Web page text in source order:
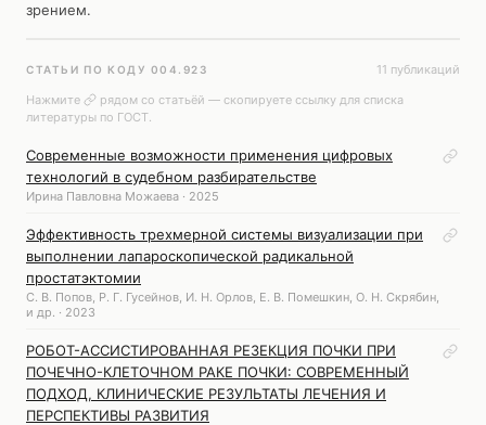
зрением.
СТАТЬИ ПО КОДУ 004.923
11 публикаций
Нажмите
рядом со статьёй — скопируете ссылку для списка
литературы по ГОСТ.
Современные возможности применения цифровых
технологий в судебном разбирательстве
Ирина Павловна Можаева · 2025
Эффективность трехмерной системы визуализации при
выполнении лапароскопической радикальной
простатэктомии
С. В. Попов, Р. Г. Гусейнов, И. Н. Орлов, Е. В. Помешкин, О. Н. Скрябин,
и др. · 2023
РОБОТ-АССИСТИРОВАННАЯ РЕЗЕКЦИЯ ПОЧКИ ПРИ
ПОЧЕЧНО-КЛЕТОЧНОМ РАКЕ ПОЧКИ: СОВРЕМЕННЫЙ
ПОДХОД, КЛИНИЧЕСКИЕ РЕЗУЛЬТАТЫ ЛЕЧЕНИЯ И
ПЕРСПЕКТИВЫ РАЗВИТИЯ